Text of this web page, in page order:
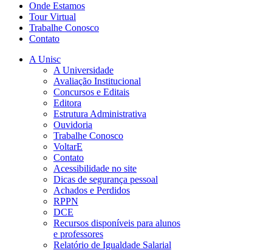
Onde Estamos
Tour Virtual
Trabalhe Conosco
Contato
A Unisc
A Universidade
Avaliação Institucional
Concursos e Editais
Editora
Estrutura Administrativa
Ouvidoria
Trabalhe Conosco
VoltarE
Contato
Acessibilidade no site
Dicas de segurança pessoal
Achados e Perdidos
RPPN
DCE
Recursos disponíveis para alunos
e professores
Relatório de Igualdade Salarial